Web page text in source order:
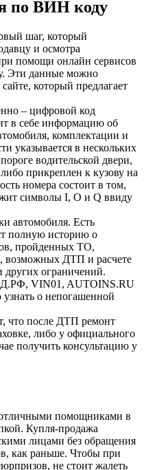
по ВИН коду
шаг, который
и осмотра
помощи онлайн сервисов
Эти данные можно
который предлагает
– цифровой код
в себе информацию об
комплектации и
указывается в нескольких
водительской двери,
прикреплен к кузову на
номера состоит в том,
символы I, O и Q ввиду
автомобиля. Есть
полную историю о
пройденных ТО,
возможных ДТП и расчете
других ограничений.
VIN01, AUTOINS.RU
о непогашенной
что после ДТП ремонт
либо у официального
получить консультацию у
помощниками в
Купля-продажа
лицами без обращения
как раньше. Чтобы при
не стоит жалеть